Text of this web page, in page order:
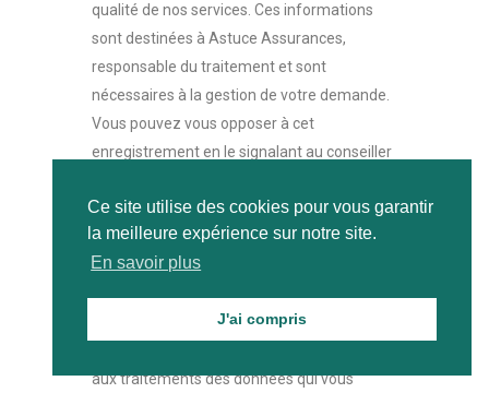
Ce site utilise des cookies pour vous garantir
la meilleure expérience sur notre site.
En savoir plus
J'ai compris
qualité de nos services. Ces informations
sont destinées à Astuce Assurances,
responsable du traitement et sont
nécessaires à la gestion de votre demande.
Vous pouvez vous opposer à cet
enregistrement en le signalant au conseiller
Vos Droits
À tout moment, conformément à la loi
vous disposez des droits d’accès, de
aux traitements des données qui vous